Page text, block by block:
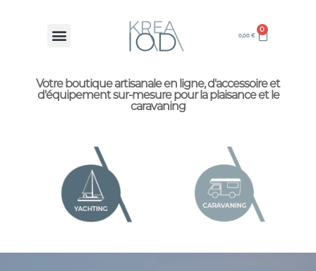
0,00 €
0
Votre boutique artisanale en ligne, d'accessoire et
d'équipement sur-mesure pour la plaisance et le
caravaning